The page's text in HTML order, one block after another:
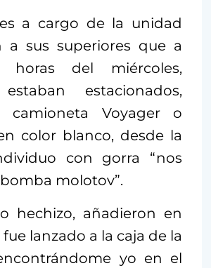
a cargo de la unidad
a sus superiores que a
horas del miércoles,
estacionados,
camioneta Voyager o
color blanco, desde la
con gorra “nos
molotov”.
hechizo, añadieron en
lanzado a la caja de la
yo en el